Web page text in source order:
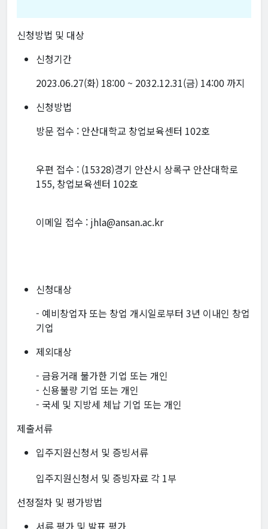
신청방법 및 대상
신청기간
2023.06.27(화) 18:00 ~ 2032.12.31(금) 14:00 까지
신청방법
방문 접수 : 안산대학교 창업보육센터 102호
우편 접수 : (15328)경기 안산시 상록구 안산대학로
155, 창업보육센터 102호
이메일 접수 : jhla@ansan.ac.kr
신청대상
- 예비창업자 또는 창업 개시일로부터 3년 이내인 창업
기업
제외대상
- 금융거래 불가한 기업 또는 개인
- 신용불량 기업 또는 개인
- 국세 및 지방세 체납 기업 또는 개인
제출서류
입주지원신청서 및 증빙서류
입주지원신청서 및 증빙자료 각 1부
선정절차 및 평가방법
서류 평가 및 발표 평가